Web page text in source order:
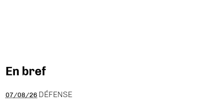
En bref
07/08/26 DÉFENSE